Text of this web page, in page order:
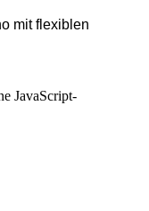
mit flexiblen